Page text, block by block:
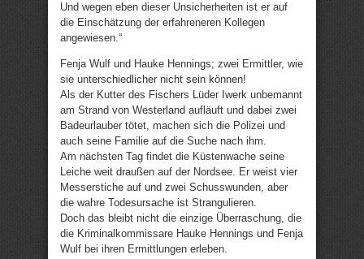
Und wegen eben dieser Unsicherheiten ist er auf
die Einschätzung der erfahreneren Kollegen
angewiesen.“
Fenja Wulf und Hauke Hennings; zwei Ermittler, wie
sie unterschiedlicher nicht sein können!
Als der Kutter des Fischers Lüder Iwerk unbemannt
am Strand von Westerland aufläuft und dabei zwei
Badeurlauber tötet, machen sich die Polizei und
auch seine Familie auf die Suche nach ihm.
Am nächsten Tag findet die Küstenwache seine
Leiche weit draußen auf der Nordsee. Er weist vier
Messerstiche auf und zwei Schusswunden, aber
die wahre Todesursache ist Strangulieren.
Doch das bleibt nicht die einzige Überraschung, die
die Kriminalkommissare Hauke Hennings und Fenja
Wulf bei ihren Ermittlungen erleben.